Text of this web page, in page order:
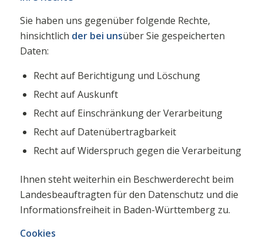
Sie haben uns gegenüber folgende Rechte,
hinsichtlich der bei unsüber Sie gespeicherten
Daten:
Recht auf Berichtigung und Löschung
Recht auf Auskunft
Recht auf Einschränkung der Verarbeitung
Recht auf Datenübertragbarkeit
Recht auf Widerspruch gegen die Verarbeitung
Ihnen steht weiterhin ein Beschwerderecht beim
Landesbeauftragten für den Datenschutz und die
Informationsfreiheit in Baden-Württemberg zu.
Cookies